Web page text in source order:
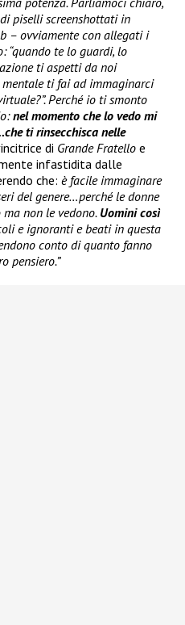
piselli screenshottati in
– ovviamente con allegati i
“quando te lo guardi, lo
ti aspetti da noi
ti fai ad immaginarci
Perché io ti smonto
nel momento che lo vedo mi
ti rinsecchisca nelle
di Grande Fratello e
infastidita dalle
che: è facile immaginare
del genere…perché le donne
non le vedono. Uomini così
e ignoranti e beati in questa
conto di quanto fanno
pensiero.”